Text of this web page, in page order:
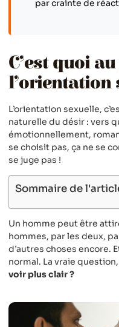
par crainte de
C’est quoi
l’orientation
L’orientation sexuelle,
naturelle du désir : vers
émotionnellement,
se choisit pas, ça ne se
se juge pas !
Sommaire de
Un homme peut être
hommes, par les deux,
d’autres choses encore.
normal. La vraie question,
voir plus clair ?